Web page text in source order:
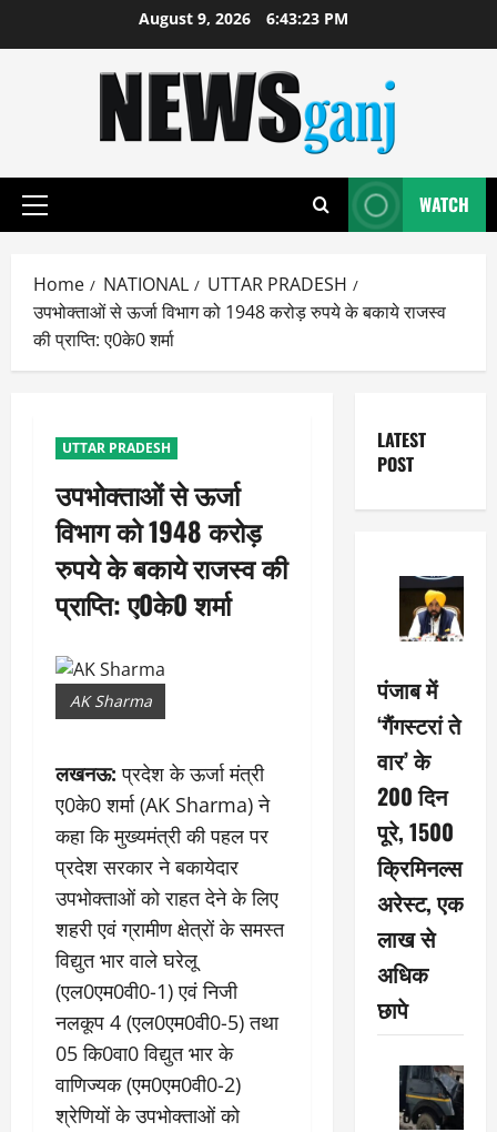
August 9, 2026 6:43:23 PM
Primary
WATCH
Home NATIONAL
UTTAR PRADESH
उपभोक्ताओं से ऊर्जा विभाग को 1948 करोड़ रुपये के बकाये राजस्व
की प्राप्ति: ए0के0 शर्मा
UTTAR PRADESH
उपभोक्ताओं से ऊर्जा
विभाग को 1948 करोड़
रुपये के बकाये राजस्व की
प्राप्ति: ए0के0 शर्मा
AK Sharma
लखनऊ: प्रदेश के ऊर्जा मंत्री
ए0के0 शर्मा (AK Sharma) ने
कहा कि मुख्यमंत्री की पहल पर
प्रदेश सरकार ने बकायेदार
उपभोक्ताओं को राहत देने के लिए
शहरी एवं ग्रामीण क्षेत्रों के समस्त
विद्युत भार वाले घरेलू
(एल0एम0वी0-1) एवं निजी
नलकूप 4 (एल0एम0वी0-5) तथा
05 कि0वा0 विद्युत भार के
वाणिज्यक (एम0एम0वी0-2)
श्रेणियों के उपभोक्ताओं को
LATEST
POST
पंजाब में
‘गैंगस्टरां ते
वार’ के
200 दिन
पूरे, 1500
क्रिमिनल्स
अरेस्ट, एक
लाख से
अधिक
छापे